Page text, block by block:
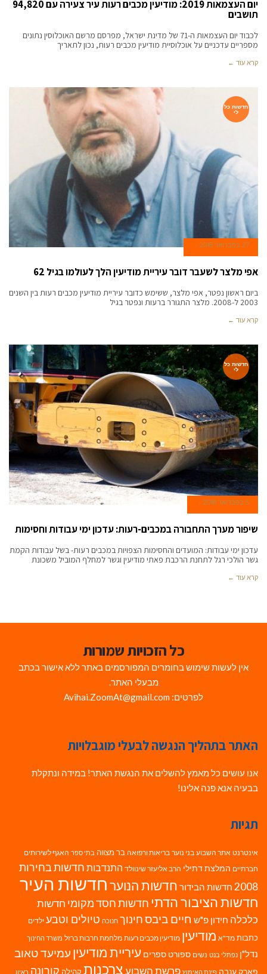
יום העצמאות 2019: מודיעין מכבים רעות עיר צעירה עם 94,820
תושבים
לכבוד יום העצמאות ה-71 של מדינת ישראל, מפרסם מרשם האוכלוסין נתונים
מספריים עדכניים על אוכלוסיית מודיעין מכבים רעות, נכון לתאריך
קרא עוד ←
חדשות כל
לי
27 בפברואר 2018
אפי מלצר לשעבר דובר עיריית מודיעין הלך לעולמו בגיל 62
ביום ראשון נפטר, אפי מלצר, ששימש כדובר עיריית מודיעין מכבים רעות בין השנים
2003 ל-2008. מלצר התגורר ברעות ונפטר בגיל
קרא עוד ←
חדשות כל
לי
5 בפברואר 2018
שיפור מערך התחבורה במכבים-רעות: עדכון ימי עבודות וחסימות
עדכון ימי עבודות: המועדים והחסימות הצפויות במכבים רעות- בשל עבודות הקמת
גשר הולכי רגל לתחנת הרכבת פאתי מודיעין וגשר למחלף המוביל משכונת
קרא עוד ←
כל הזכויות שמורות
אין לעשות שימוש בחומרים המפורסמים באתר ללא אישור בכתב
מבעלי האתר.
לפרטים: Avihai.ZoomAt@gmail.com
האתר בתהליך הנגשה לבעלי מוגבלויות
אנו עושים כל מאמץ להשלים את הנגשת האתר! במידה ונתקלת
בבעיה אנא פנה אלינו!
תגיות
אינטרנט אתר השבוע בני נוער בריאות ורפואה בר מצווה בתי ספר האגף לשירותים
חברתיים המלצת דתילי הרב אליעזר שינוולד התנדבות חדשות בחירות
2008 חדשות הבידור חדשות הנוערחדשות העיר
חדשות הציבור הדתי חדשות חסד מקומי חדשות
כלכלה חידון פ"ש חיים ביבסחינוך חנוכה טיולים וטבע ילדים
כתבות מד"א מודיעין מודיעין מכבים רעות מלחמת חרבות ברזל משרד החינוך
נדל"ן נפתלי בנט נשים ספורט ספרים עיריית מודיעין עמיעד טאוב
פארק ענבה פינת האימוץ פרשת השבועצרכנות קהילה קורונה ראיון